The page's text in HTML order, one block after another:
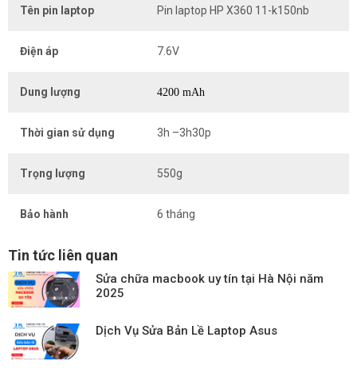
Tên pin laptop Pin laptop HP X360 11-k150nb
Điện áp 7.6V
Dung lượng 4200 mAh
Thời gian sử dụng 3h –3h30p
Trọng lượng 550g
Bảo hành 6 tháng
Tin tức liên quan
Sửa chữa macbook uy tín tại Hà Nội năm
2025
Dịch Vụ Sửa Bản Lề Laptop Asus